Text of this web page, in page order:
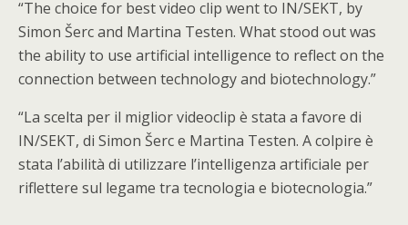
“The choice for best video clip went to IN/SEKT, by
Simon Šerc and Martina Testen. What stood out was
the ability to use artificial intelligence to reflect on the
connection between technology and biotechnology.”
“La scelta per il miglior videoclip è stata a favore di
IN/SEKT, di Simon Šerc e Martina Testen. A colpire è
stata l’abilità di utilizzare l’intelligenza artificiale per
riflettere sul legame tra tecnologia e biotecnologia.”